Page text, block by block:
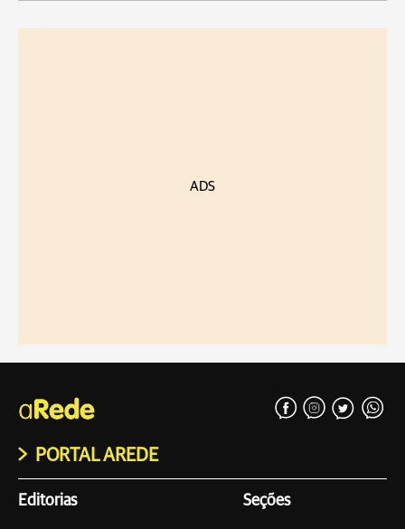
ADS
PORTAL AREDE
Editorias Seções